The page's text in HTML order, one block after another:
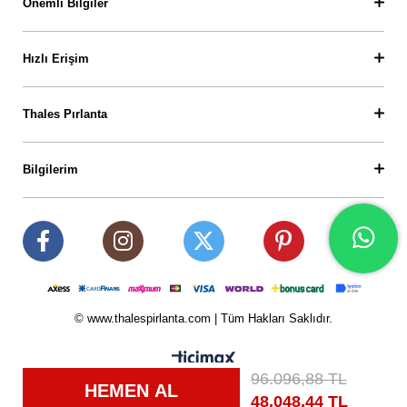
96.096,88 TL
48.048,44 TL
Önemli Bilgiler
Hızlı Erişim
Thales Pırlanta
Bilgilerim
© www.thalespirlanta.com | Tüm Hakları Saklıdır.